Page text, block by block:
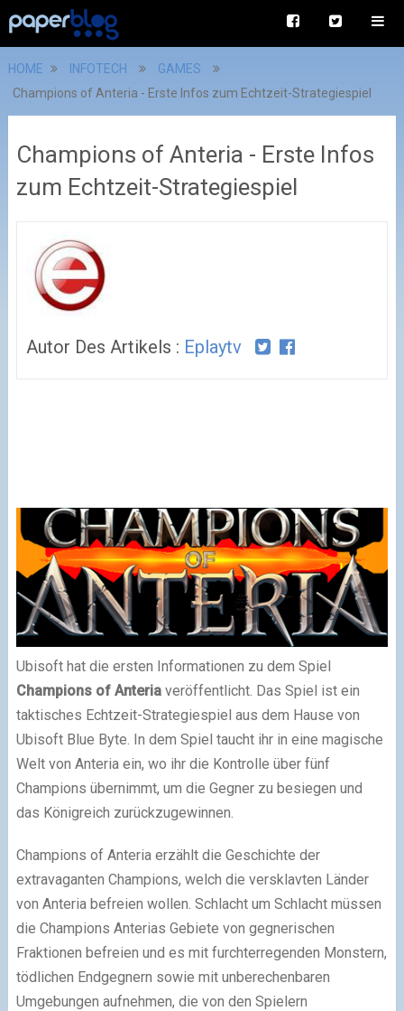
HOME INFOTECH
GAMES
Champions of Anteria - Erste Infos zum Echtzeit-Strategiespiel
Champions of Anteria - Erste Infos
zum Echtzeit-Strategiespiel
Autor Des Artikels : Eplaytv
Ubisoft hat die ersten Informationen zu dem Spiel
Champions of Anteriaveröffentlicht. Das Spiel ist ein
taktisches Echtzeit-Strategiespiel aus dem Hause von
Ubisoft Blue Byte. In dem Spiel taucht ihr in eine magische
Welt von Anteria ein, wo ihr die Kontrolle über fünf
Champions übernimmt, um die Gegner zu besiegen und
das Königreich zurückzugewinnen.
Champions of Anteria erzählt die Geschichte der
extravaganten Champions, welch die versklavten Länder
von Anteria befreien wollen. Schlacht um Schlacht müssen
die Champions Anterias Gebiete von gegnerischen
Fraktionen befreien und es mit furchterregenden Monstern,
tödlichen Endgegnern sowie mit unberechenbaren
Umgebungen aufnehmen, die von den Spielern